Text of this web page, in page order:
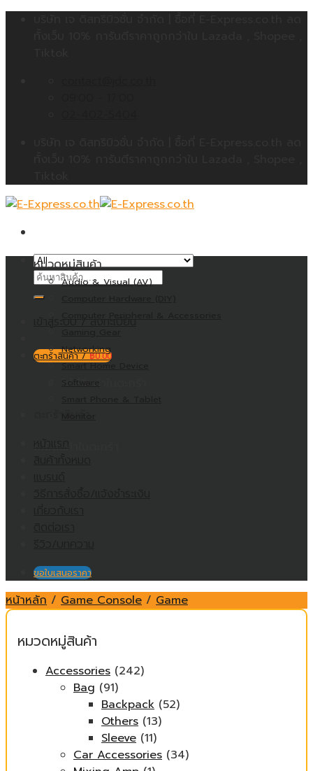
ค้นหา:
ตะกร้าสินค้า /฿0.00
ไม่มีสินค้าในตะกร้า
หมวดหมู่สินค้า
Audio & Visual (AV)
Networking
Smart Home Device
Software
ขอใบเสนอราคา
หน้าหลัก / Game Console / Game
หมวดหมู่สินค้า
Accessories (242)
Bag (91)
Backpack (52)
Others (13)
Sleeve (11)
Car Accessories (34)